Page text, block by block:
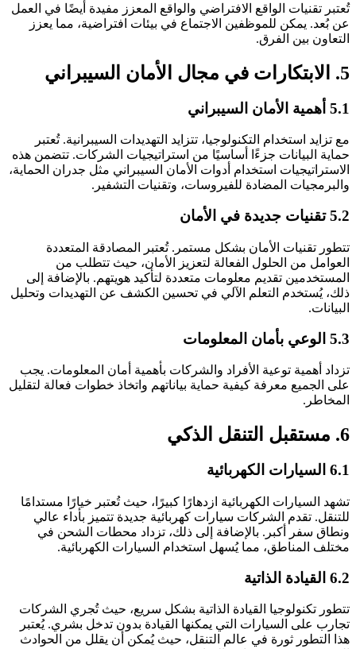
تُعتبر تقنيات الواقع الافتراضي والواقع المعزز مفيدة أيضًا في العمل
عن بُعد. يمكن للموظفين الاجتماع في بيئات افتراضية، مما يعزز
التعاون بين الفرق.
5. الابتكارات في مجال الأمان السيبراني
5.1 أهمية الأمان السيبراني
مع تزايد استخدام التكنولوجيا، تتزايد التهديدات السيبرانية. تُعتبر
حماية البيانات جزءًا أساسيًا من استراتيجيات الشركات. تتضمن هذه
الاستراتيجيات استخدام أدوات الأمان السيبراني مثل جدران الحماية،
والبرمجيات المضادة للفيروسات، وتقنيات التشفير.
5.2 تقنيات جديدة في الأمان
تتطور تقنيات الأمان بشكل مستمر. تُعتبر المصادقة المتعددة
العوامل من الحلول الفعالة لتعزيز الأمان، حيث تتطلب من
المستخدمين تقديم معلومات متعددة لتأكيد هويتهم. بالإضافة إلى
ذلك، يُستخدم التعلم الآلي في تحسين الكشف عن التهديدات وتحليل
البيانات.
5.3 الوعي بأمان المعلومات
تزداد أهمية توعية الأفراد والشركات بأهمية أمان المعلومات. يجب
على الجميع معرفة كيفية حماية بياناتهم واتخاذ خطوات فعالة لتقليل
المخاطر.
6. مستقبل التنقل الذكي
6.1 السيارات الكهربائية
تشهد السيارات الكهربائية ازدهارًا كبيرًا، حيث تُعتبر خيارًا مستدامًا
للتنقل. تقدم الشركات سيارات كهربائية جديدة تتميز بأداء عالي
ونطاق سفر أكبر. بالإضافة إلى ذلك، تزداد محطات الشحن في
مختلف المناطق، مما يُسهل استخدام السيارات الكهربائية.
6.2 القيادة الذاتية
تتطور تكنولوجيا القيادة الذاتية بشكل سريع، حيث تُجري الشركات
تجارب على السيارات التي يمكنها القيادة بدون تدخل بشري. يُعتبر
هذا التطور ثورة في عالم التنقل، حيث يُمكن أن يقلل من الحوادث